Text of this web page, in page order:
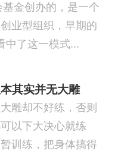
金创办的，是一个
业型组织，早期的
中了这一模式...
其实并无大雕
雕却不好练，否则
以下大决心就练
训练，把身体搞得